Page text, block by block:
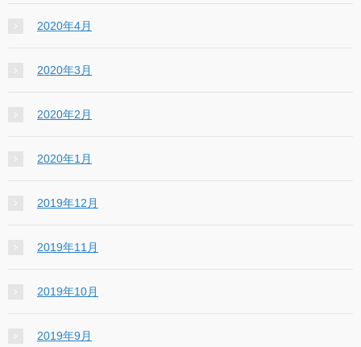
2020年4月
2020年3月
2020年2月
2020年1月
2019年12月
2019年11月
2019年10月
2019年9月